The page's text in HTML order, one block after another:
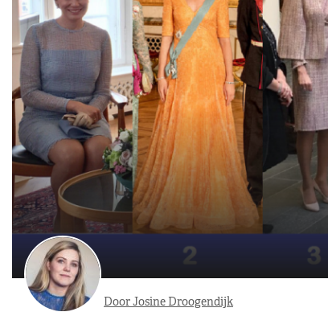
Door Josine Droogendijk